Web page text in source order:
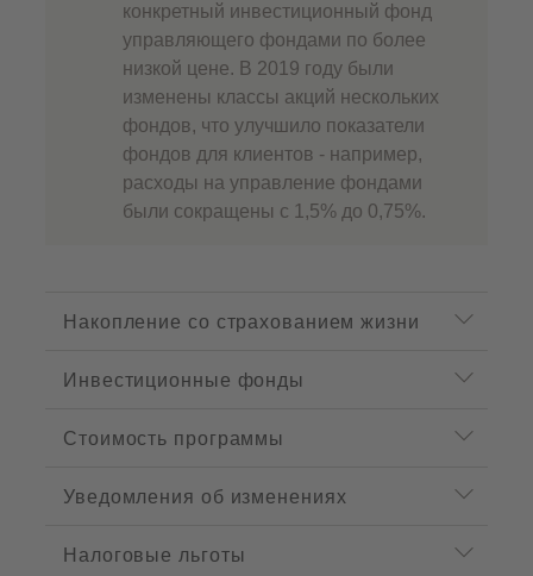
конкретный инвестиционный фонд
управляющего фондами по более
низкой цене. В 2019 году были
изменены классы акций нескольких
фондов, что улучшило показатели
фондов для клиентов - например,
расходы на управление фондами
были сокращены с 1,5% до 0,75%.
Накопление со страхованием жизни
Инвестиционные фонды
Стоимость программы
Уведомления об измененияx
Hалоговыe льготы